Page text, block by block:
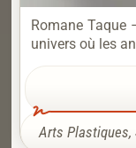
Romane Taque
univers où les
Arts Plastiques,